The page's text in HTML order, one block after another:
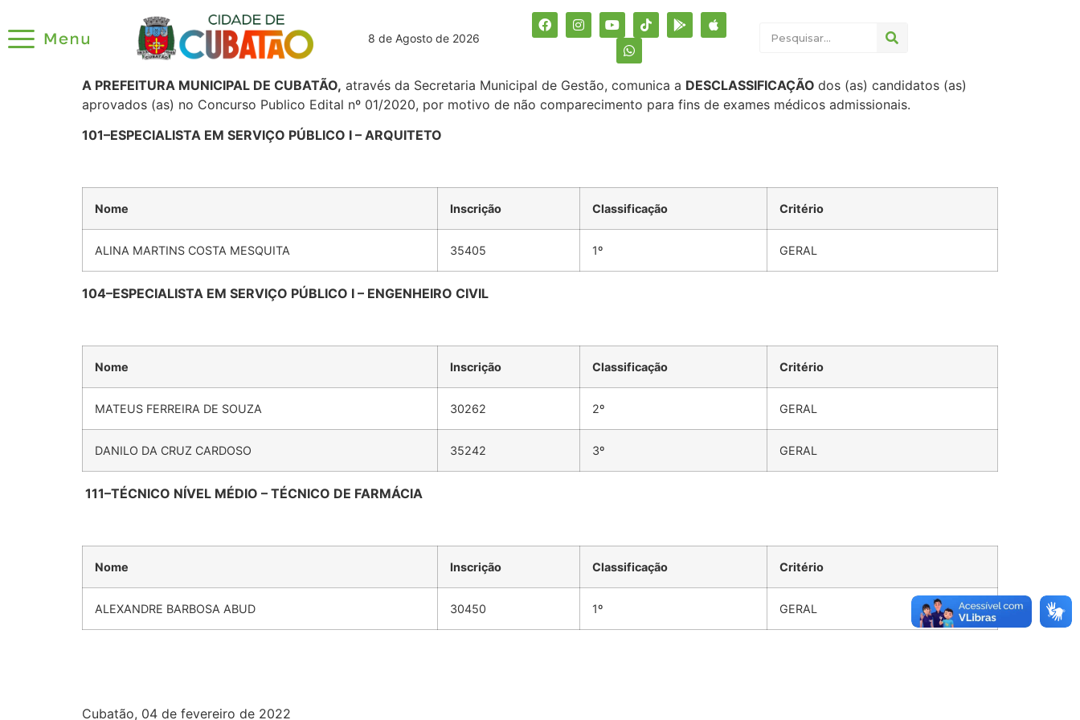
8 de Agosto de 2026
A PREFEITURA MUNICIPAL DE CUBATÃO, através da Secretaria Municipal de Gestão, comunica a DESCLASSIFICAÇÃO dos (as) candidatos (as)
aprovados (as) no Concurso Publico Edital nº 01/2020, por motivo de não comparecimento para fins de exames médicos admissionais.
101–ESPECIALISTA EM SERVIÇO PÚBLICO I – ARQUITETO
Nome Inscrição Classificação Critério
ALINA MARTINS COSTA MESQUITA 35405 1º GERAL
104–ESPECIALISTA EM SERVIÇO PÚBLICO I – ENGENHEIRO CIVIL
Nome Inscrição Classificação Critério
MATEUS FERREIRA DE SOUZA 30262 2º GERAL
DANILO DA CRUZ CARDOSO 35242 3º GERAL
111–TÉCNICO NÍVEL MÉDIO – TÉCNICO DE FARMÁCIA
Nome Inscrição Classificação Critério
ALEXANDRE BARBOSA ABUD 30450 1º GERAL
Cubatão, 04 de fevereiro de 2022